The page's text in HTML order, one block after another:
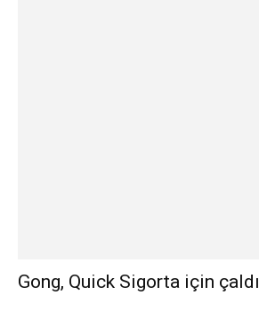
Gong, Quick Sigorta için çaldı